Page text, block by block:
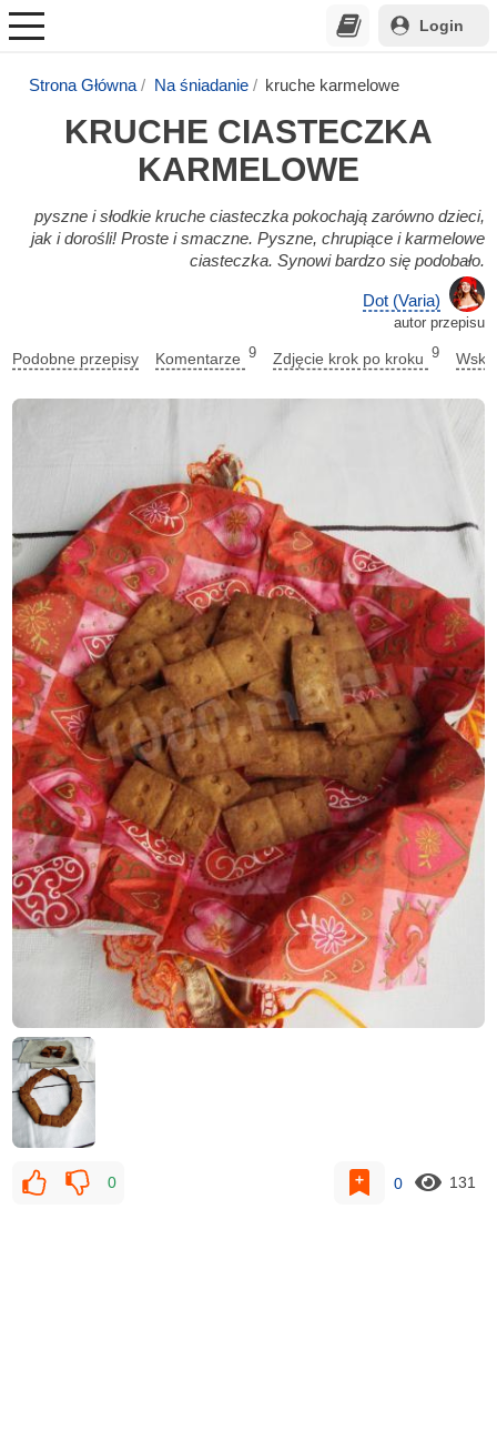
Login
Strona Główna Na śniadanie kruche karmelowe
KRUCHE CIASTECZKA
KARMELOWE
pyszne i słodkie kruche ciasteczka pokochają zarówno dzieci,
jak i dorośli! Proste i smaczne. Pyszne, chrupiące i karmelowe
ciasteczka. Synowi bardzo się podobało.
Dot (Varia)
autor przepisu
Podobne przepisy Komentarze 9 Zdjęcie krok po kroku 9
0 0 131